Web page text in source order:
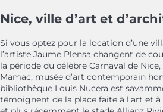
Nice, ville d’art et
Si vous optez pour la location d’une
l’artiste Jaume Plensa changent de
la période du célèbre Carnaval de
Mamac, musée d’art contemporain
bibliothèque Louis Nucera est
témoignent de la place faite à l’art et